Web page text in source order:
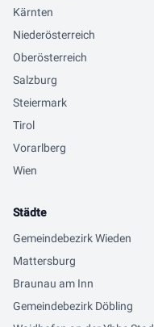
Kärnten
Niederösterreich
Oberösterreich
Salzburg
Steiermark
Tirol
Vorarlberg
Wien
Städte
Gemeindebezirk Wieden
Mattersburg
Braunau am Inn
Gemeindebezirk Döbling